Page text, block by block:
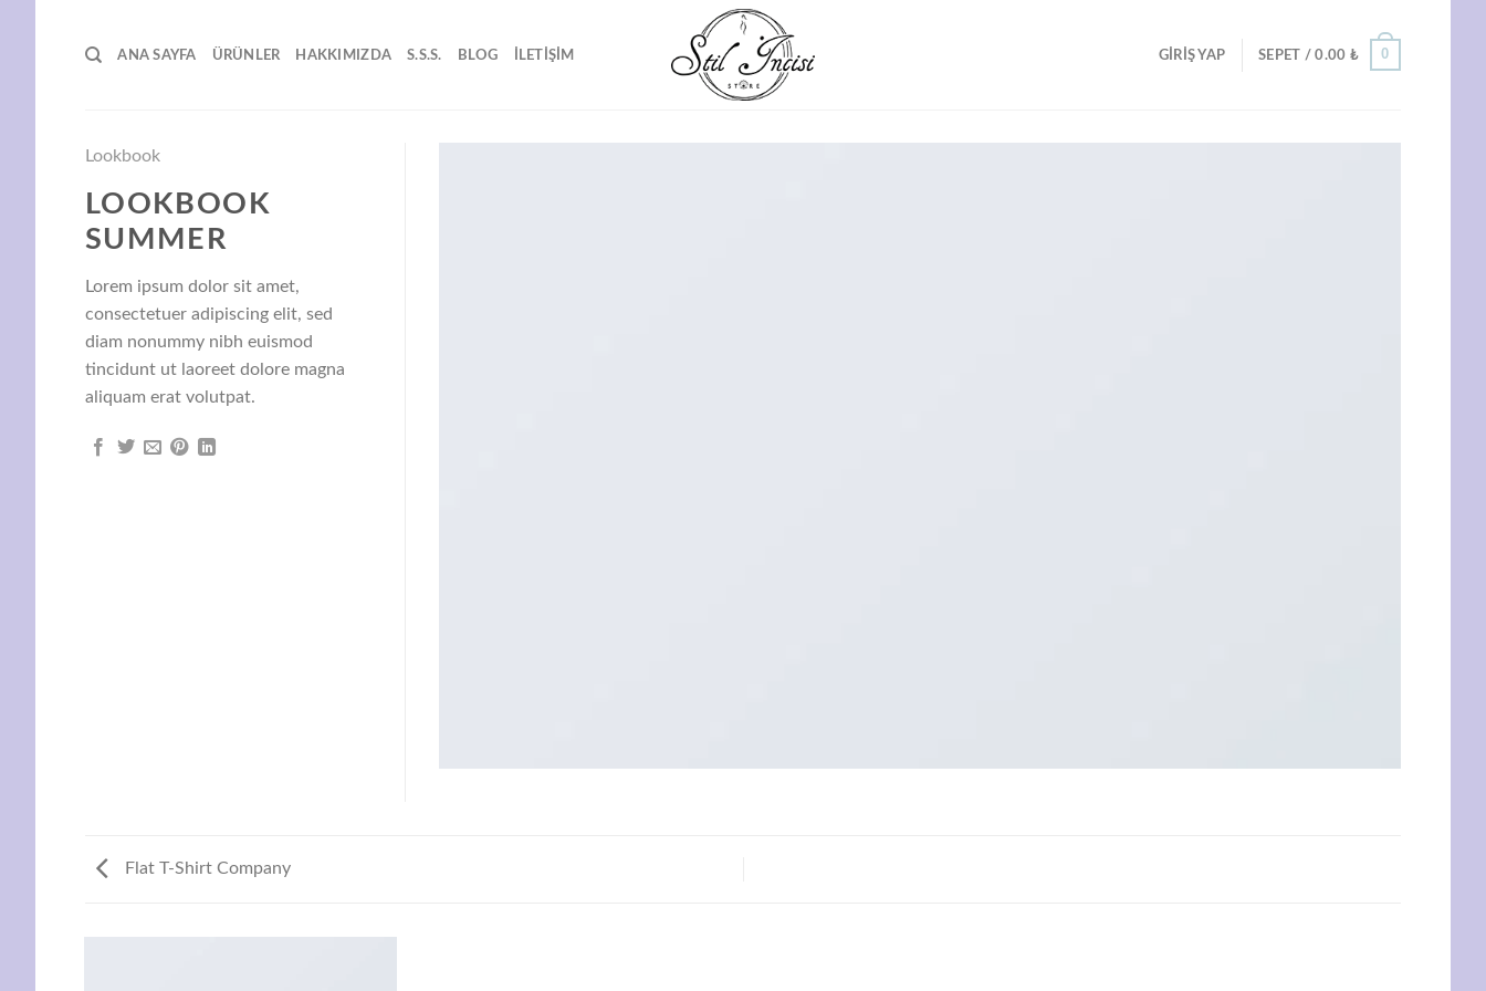
ANA SAYFA ÜRÜNLER HAKKIMIZDA S.S.S. BLOG İLETIŞIM GIRIŞ YAP SEPET /0.00 ₺ 0
Lookbook
LOOKBOOK
SUMMER
Lorem ipsum dolor sit amet,
consectetuer adipiscing elit, sed
diam nonummy nibh euismod
tincidunt ut laoreet dolore magna
aliquam erat volutpat.
Flat T-Shirt Company